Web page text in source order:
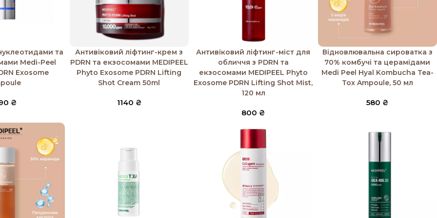
та
Medi-Peel
Exosome
₴
Додати в кошик
Антивіковий ліфтинг-крем з
PDRN та екзосомами MEDIPEEL
Phyto Exosome PDRN Lifting
Shot Cream 50ml
1140 ₴
Додати в кошик
Антивіковий ліфтинг-міст для
обличчя з PDRN та
екзосомами MEDIPEEL Phyto
Exosome PDRN Lifting Shot Mist,
120 мл
800 ₴
Додати в кошик
Відновлювальна сироватка з
70% комбучі та церамідами
Medi Peel Hyal Kombucha Tea-
Tox Ampoule, 50 мл
580 ₴